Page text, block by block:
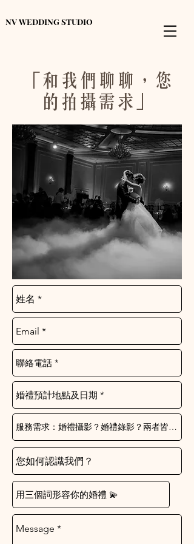
NV WEDDING STUDIO
「和我們聊聊，您
的拍攝需求」